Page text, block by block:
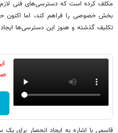
مکلف کرده است که دسترسی‌های فنی
بخش خصوصی را فراهم کند، اما اکنون
تکلیف گذشته و هنوز این دسترسی‌ها
قاسمی با اشاره به ایجاد انحصار برای